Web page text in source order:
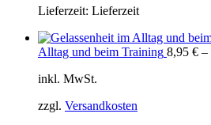
Lieferzeit: Lieferzeit
Alltag und beim Training 8,95 € –
inkl. MwSt.
zzgl. Versandkosten